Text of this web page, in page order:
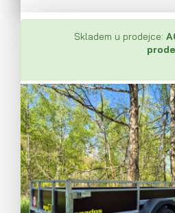
Přívěsy s koly pod
(hliníkové a
Skladem u prodejce: